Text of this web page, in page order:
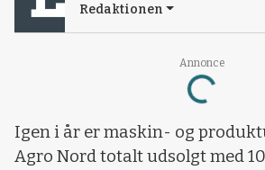
Annonce
Loading...
Redaktionen
Igen i år er maskin- og
Agro Nord totalt udsolgt med